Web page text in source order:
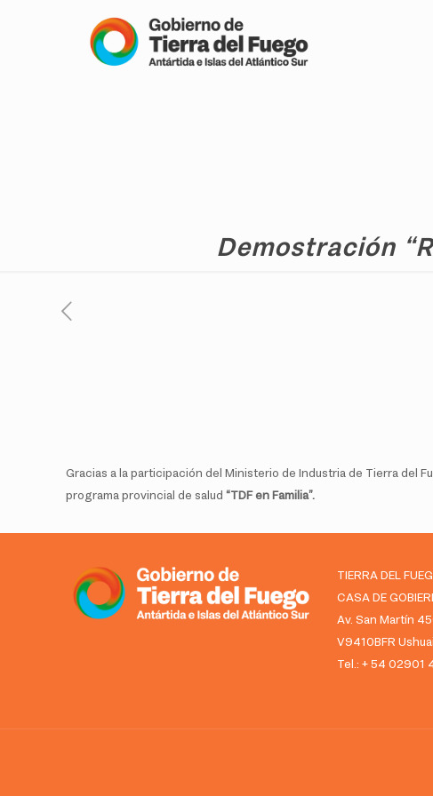
Demostración
Gracias a la participación del Ministerio de Industria de Tierra del
programa provincial de salud “TDF en Familia”.
TIERRA DEL
CASA DE
Av. San Martín
V9410BFR
Tel.: + 54 02901